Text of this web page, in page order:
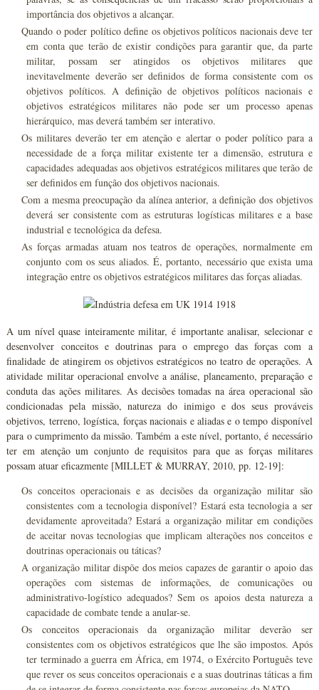
importância dos objetivos a alcançar.
Quando o poder político define os objetivos políticos nacionais deve ter
em conta que terão de existir condições para garantir que, da parte
militar, possam ser atingidos os objetivos militares que
inevitavelmente deverão ser definidos de forma consistente com os
objetivos políticos. A definição de objetivos políticos nacionais e
objetivos estratégicos militares não pode ser um processo apenas
hierárquico, mas deverá também ser interativo.
Os militares deverão ter em atenção e alertar o poder político para a
necessidade de a força militar existente ter a dimensão, estrutura e
capacidades adequadas aos objetivos estratégicos militares que terão de
ser definidos em função dos objetivos nacionais.
Com a mesma preocupação da alínea anterior, a definição dos objetivos
deverá ser consistente com as estruturas logísticas militares e a base
industrial e tecnológica da defesa.
As forças armadas atuam nos teatros de operações, normalmente em
conjunto com os seus aliados. É, portanto, necessário que exista uma
integração entre os objetivos estratégicos militares das forças aliadas.
A um nível quase inteiramente militar, é importante analisar, selecionar e
desenvolver conceitos e doutrinas para o emprego das forças com a
finalidade de atingirem os objetivos estratégicos no teatro de operações. A
atividade militar operacional envolve a análise, planeamento, preparação e
conduta das ações militares. As decisões tomadas na área operacional são
condicionadas pela missão, natureza do inimigo e dos seus prováveis
objetivos, terreno, logística, forças nacionais e aliadas e o tempo disponível
para o cumprimento da missão. Também a este nível, portanto, é necessário
ter em atenção um conjunto de requisitos para que as forças militares
possam atuar eficazmente [MILLET & MURRAY, 2010, pp. 12-19]:
Os conceitos operacionais e as decisões da organização militar são
consistentes com a tecnologia disponível? Estará esta tecnologia a ser
devidamente aproveitada? Estará a organização militar em condições
de aceitar novas tecnologias que implicam alterações nos conceitos e
doutrinas operacionais ou táticas?
A organização militar dispõe dos meios capazes de garantir o apoio das
operações com sistemas de informações, de comunicações ou
administrativo-logístico adequados? Sem os apoios desta natureza a
capacidade de combate tende a anular-se.
Os conceitos operacionais da organização militar deverão ser
consistentes com os objetivos estratégicos que lhe são impostos. Após
ter terminado a guerra em África, em 1974, o Exército Português teve
que rever os seus conceitos operacionais e a suas doutrinas táticas a fim